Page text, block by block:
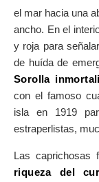
el mar hacia una
ancho. En el
y roja para
de huída de
Sorolla
con el famoso
isla en 1919
estraperlistas,
Las caprichosas
riqueza del